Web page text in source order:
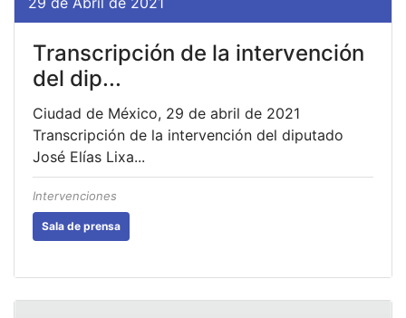
Transcripción de la intervención
del dip...
Ciudad de México, 29 de abril de 2021
Transcripción de la intervención del diputado
José Elías Lixa...
Intervenciones
Sala de prensa